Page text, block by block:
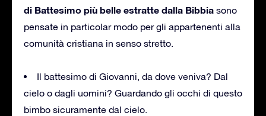
di Battesimo più belle estratte dalla Bibbia sono
pensate in particolar modo per gli appartenenti alla
comunità cristiana in senso stretto.
Il battesimo di Giovanni, da dove veniva? Dal
cielo o dagli uomini? Guardando gli occhi di questo
bimbo sicuramente dal cielo.